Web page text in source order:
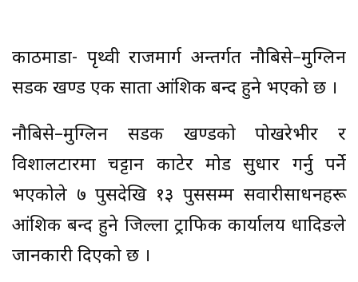
काठमाडौं- पृथ्वी राजमार्ग अन्तर्गत नौबिसे–मुग्लिन
सडक खण्ड एक साता आंशिक बन्द हुने भएको छ ।
नौबिसे–मुग्लिन सडक खण्डको पोखरेभीर र
विशालटारमा चट्टान काटेर मोड सुधार गर्नु पर्ने
भएकोले ७ पुसदेखि १३ पुससम्म सवारीसाधनहरू
आंशिक बन्द हुने जिल्ला ट्राफिक कार्यालय धादिङले
जानकारी दिएको छ ।